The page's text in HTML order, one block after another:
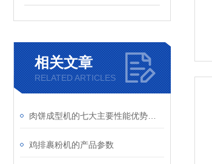
相关文章
RELATED ARTICLES
鸡排裹粉机的产品参数